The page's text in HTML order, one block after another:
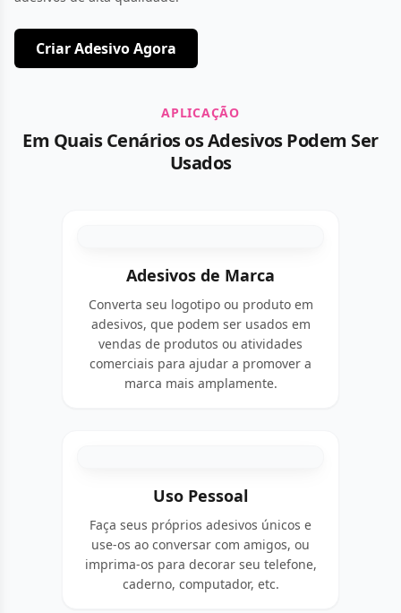
Criar Adesivo Agora
APLICAÇÃO
Em Quais Cenários os Adesivos Podem Ser
Usados
Adesivos de Marca
Converta seu logotipo ou produto em
adesivos, que podem ser usados em
vendas de produtos ou atividades
comerciais para ajudar a promover a
marca mais amplamente.
Uso Pessoal
Faça seus próprios adesivos únicos e
use-os ao conversar com amigos, ou
imprima-os para decorar seu telefone,
caderno, computador, etc.